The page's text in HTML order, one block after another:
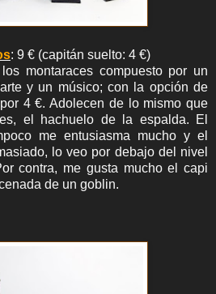
: 9 € (capitán suelto: 4 €)
montaraces compuesto por un
y un músico; con la opción de
4 €. Adolecen de lo mismo que
el hachuelo de la espalda. El
me entusiasma mucho y el
lo veo por debajo del nivel
contra, me gusta mucho el capi
de un goblin.